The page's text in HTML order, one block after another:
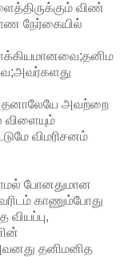
விண்
நேர்கையில்
;தனிம
;அவர்களது
அவற்றை
விளையும்
விமரிசனம்
போனதுமான
காணும்போது
,
தனிமனித